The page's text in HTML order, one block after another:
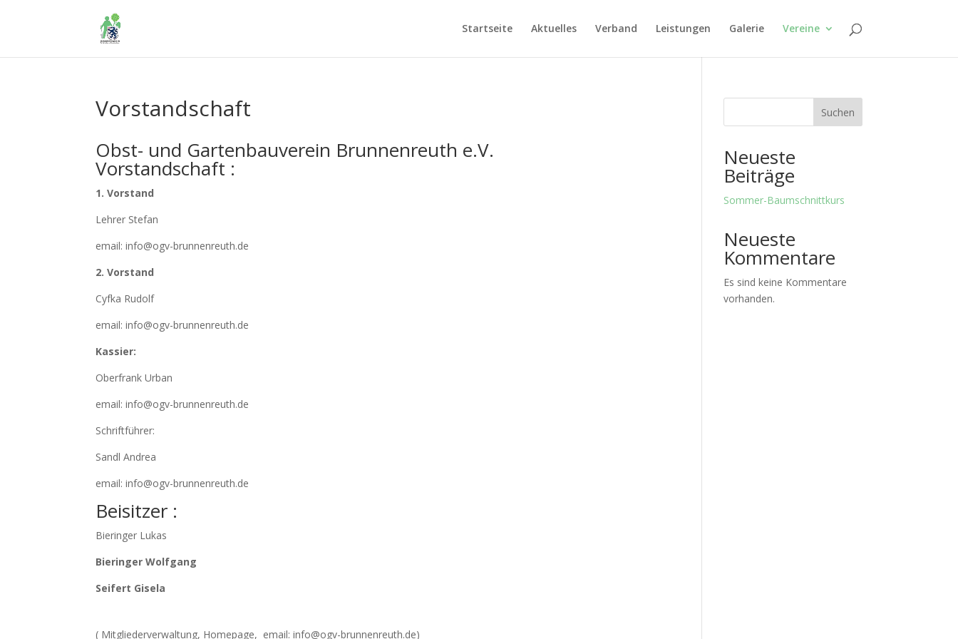
Startseite Aktuelles Verband Leistungen Galerie Vereine
Vorstandschaft
Obst- und Gartenbauverein Brunnenreuth e.V.
Vorstandschaft :
1. Vorstand
Lehrer Stefan
email: info@ogv-brunnenreuth.de
2. Vorstand
Cyfka Rudolf
email: info@ogv-brunnenreuth.de
Kassier:
Oberfrank Urban
email: info@ogv-brunnenreuth.de
Schriftführer:
Sandl Andrea
email: info@ogv-brunnenreuth.de
Beisitzer :
Bieringer Lukas
Bieringer Wolfgang
Seifert Gisela
( Mitgliederverwaltung, Homepage, email: info@ogv-brunnenreuth.de)
Suchen
Neueste
Beiträge
Sommer-Baumschnittkurs
Neueste
Kommentare
Es sind keine Kommentare
vorhanden.